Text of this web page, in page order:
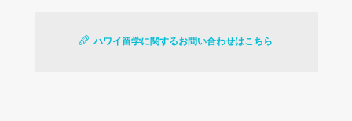
ハワイ留学に関するお問い合わせはこちら